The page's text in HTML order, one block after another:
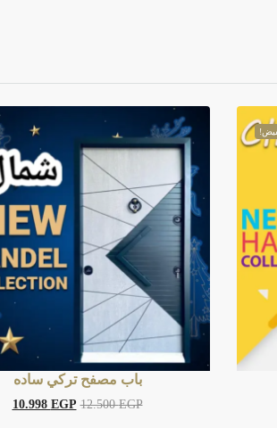
باب مصفح تركي ساده
12.500EGP
10.998 EGP